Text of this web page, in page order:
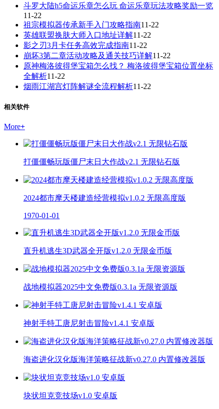
斗罗大陆h5命运乐章怎么玩 命运乐章玩法攻略奖励一览
11-22
祖宗模拟器传承新手入门攻略指南11-22
英雄联盟换肤大师入口地址详解11-22
影之刃3月卡任务高效完成指南11-22
崩坏3第二章活动攻略及通关技巧详解11-22
原神梅洛彼得堡宝箱怎么找？ 梅洛彼得堡宝箱位置坐标
全解析11-22
烟雨江湖宫灯阵解谜全流程解析11-22
相关软件
More+
打僵僵畅玩版僵尸末日大作战v2.1 无限钻石版
2024都市摩天楼建造经营模拟v1.0.2 无限高度版
1970-01-01
直升机逃生3D武器全开版v1.2.0 无限金币版
战地模拟器2025中文免费版0.3.1a 无限资源版
神射手特工唐尼射击冒险v1.4.1 安卓版
海盗进化汉化版海洋策略征战新v0.27.0 内置修改器版
块状坦克竞技场v1.0 安卓版